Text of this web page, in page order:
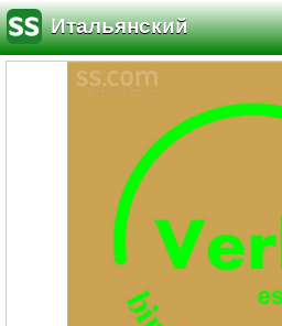
Итальянский